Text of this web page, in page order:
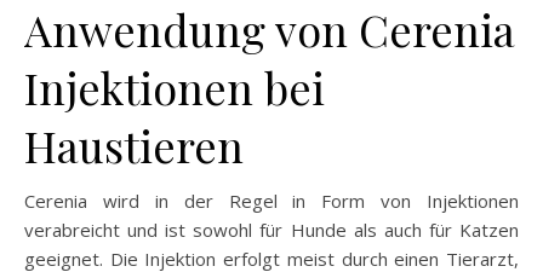
Anwendung von Cerenia
Injektionen bei
Haustieren
Cerenia wird in der Regel in Form von Injektionen
verabreicht und ist sowohl für Hunde als auch für Katzen
geeignet. Die Injektion erfolgt meist durch einen Tierarzt,